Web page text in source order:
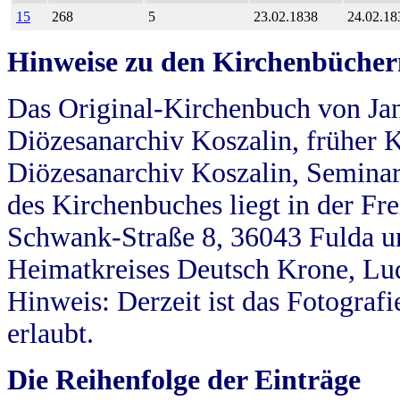
15
268 5 23.02.1838
Hinweise zu den
Das Original-Kirchenbuch von
Diözesanarchiv Koszalin, früher
Diözesanarchiv Koszalin,
des Kirchenbuches liegt in der
Schwank-Straße 8, 36043 Fulda
Heimatkreises Deutsch Krone,
Hinweis: Derzeit ist das
erlaubt.
Die Reihenfolge der Einträge